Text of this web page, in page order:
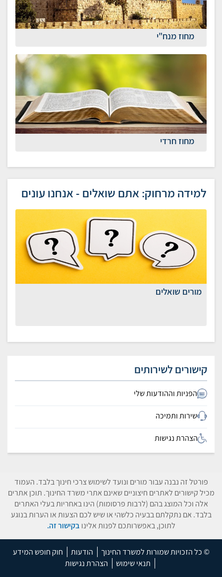
מחוז מנח"י
מחוז חרדי
למידה מרחוק: אתם שואלים - אנחנו עונים
מורים שואלים
קישורים לשירותים
הפניות וההודעות שלי
שירות ותמיכה
הצהרת נגישות
פורטל זה נבנה עבור מורים ונועד לשימוש צרכי חינוך בלבד. העמוד
מכיל קישורים לאתרים חיצוניים שאינם אתרי משרד החינוך. תוכן אתרים
אלה וכל המוצג בהם (לרבות פרסומות) הינו באחריות בעלי האתרים
בלבד. אם נתקלתם בבעיה כלשהי או שיש לכם הצעות או הערות בנוגע
לתוכן, באפשרותכם לפנות אלינו בקישור זה.
© כל הזכויות שמורות למשרד החינוך הודעות
חוק חופש המידע
תנאי שימוש
הצהרת נגישות